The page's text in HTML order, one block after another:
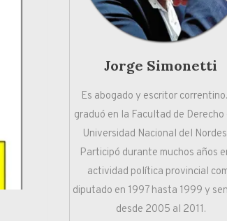
Jorge Simonetti
Es abogado y escritor
graduó en la Facultad de Derecho
Universidad Nacional del
Participó durante muchos años
actividad política provincial
diputado en 1997 hasta 1999 y
desde 2005 al 2011.